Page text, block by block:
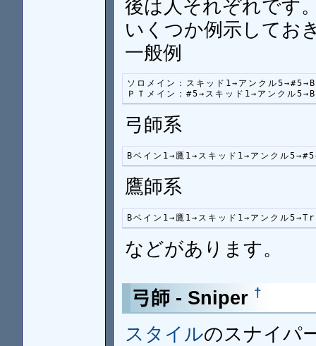
後は人それぞれです
いくつか例示してお
一般例
ソロメイン：スキッド1→アンクル
ＰＴメイン：#5→スキッド1→アンクル
弓師系
Bベイン1→鷹1→スキッド1→アンクル
鷹師系
Bベイン1→鷹1→スキッド1→アンクル
などがあります。
弓師 - Sniper †
スタイルのスナイパ